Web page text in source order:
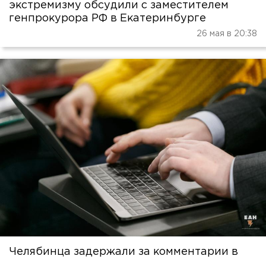
экстремизму обсудили с заместителем
генпрокурора РФ в Екатеринбурге
26 мая в 20:38
Челябинца задержали за комментарии в